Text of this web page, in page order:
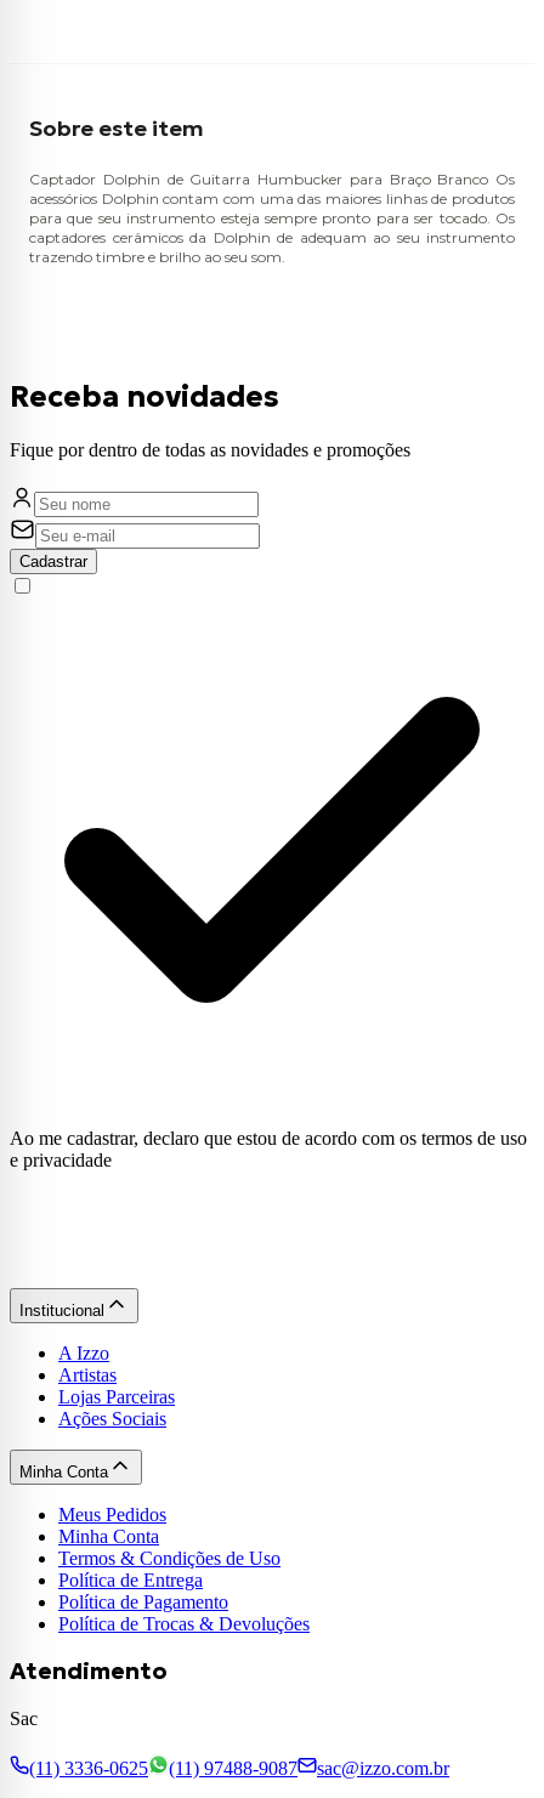
Sobre este item
Captador Dolphin de Guitarra Humbucker para Braço Branco Os
acessórios Dolphin contam com uma das maiores linhas de produtos
para que seu instrumento esteja sempre pronto para ser tocado. Os
captadores cerâmicos da Dolphin de adequam ao seu instrumento
trazendo timbre e brilho ao seu som.
Receba novidades
Fique por dentro de todas as novidades e promoções
Cadastrar
Ao me cadastrar, declaro que estou de acordo com os termos de uso
e privacidade
Institucional
A Izzo
Artistas
Lojas Parceiras
Ações Sociais
Minha Conta
Meus Pedidos
Minha Conta
Termos & Condições de Uso
Política de Entrega
Política de Pagamento
Política de Trocas & Devoluções
Atendimento
Sac
(11) 3336-0625 (11) 97488-9087
sac@izzo.com.br